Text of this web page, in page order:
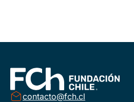
contacto@fch.cl